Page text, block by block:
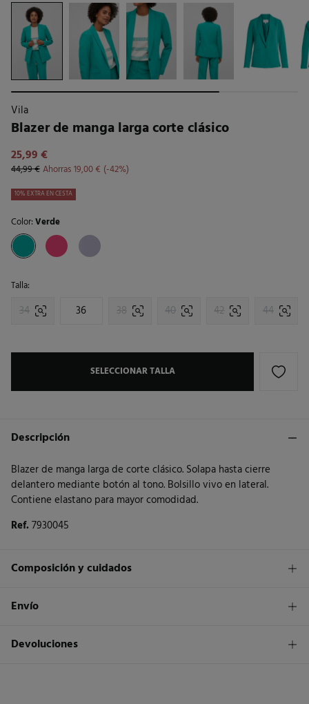
Vila
Blazer de manga larga corte clásico
25,99 €
44,99 €Ahorras19,00 € 42
10% EXTRA EN CESTA
Color:Verde
Talla:
34 36 38 40 42 44
SELECCIONAR TALLA
Descripción
Blazer de manga larga de corte clásico. Solapa hasta cierre
delantero mediante botón al tono. Bolsillo vivo en lateral.
Contiene elastano para mayor comodidad.
Ref.7930045
Composición y cuidados
Composición
Cuidados
Envío
Envío a tienda
1,95€
Devoluciones